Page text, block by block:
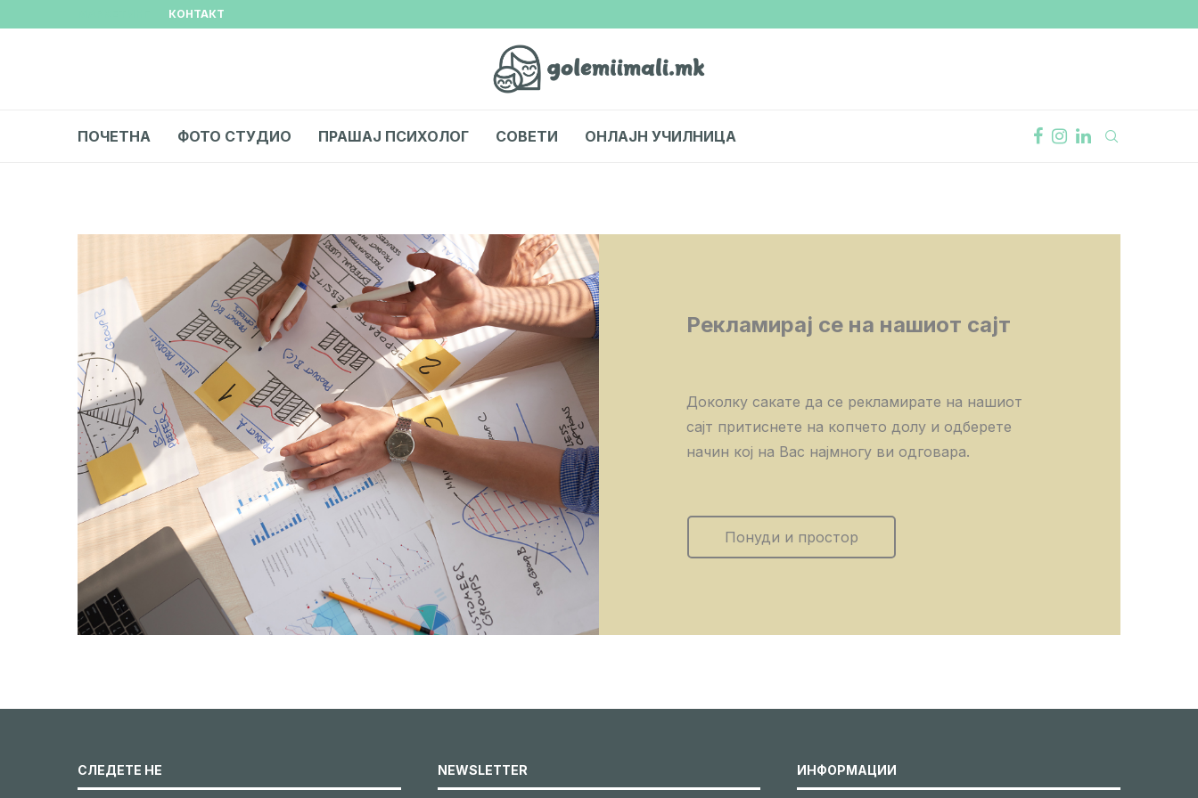
КОНТАКТ
ПОЧЕТНА ФОТО СТУДИО ПРАШАЈ ПСИХОЛОГ СОВЕТИ ОНЛАЈН УЧИЛНИЦА
Рекламирај се на нашиот сајт
Доколку сакате да се рекламирате на нашиот
сајт притиснете на копчето долу и одберете
начин кој на Вас најмногу ви одговара.
Понуди и простор
СЛЕДЕТЕ НЕ NEWSLETTER ИНФОРМАЦИИ